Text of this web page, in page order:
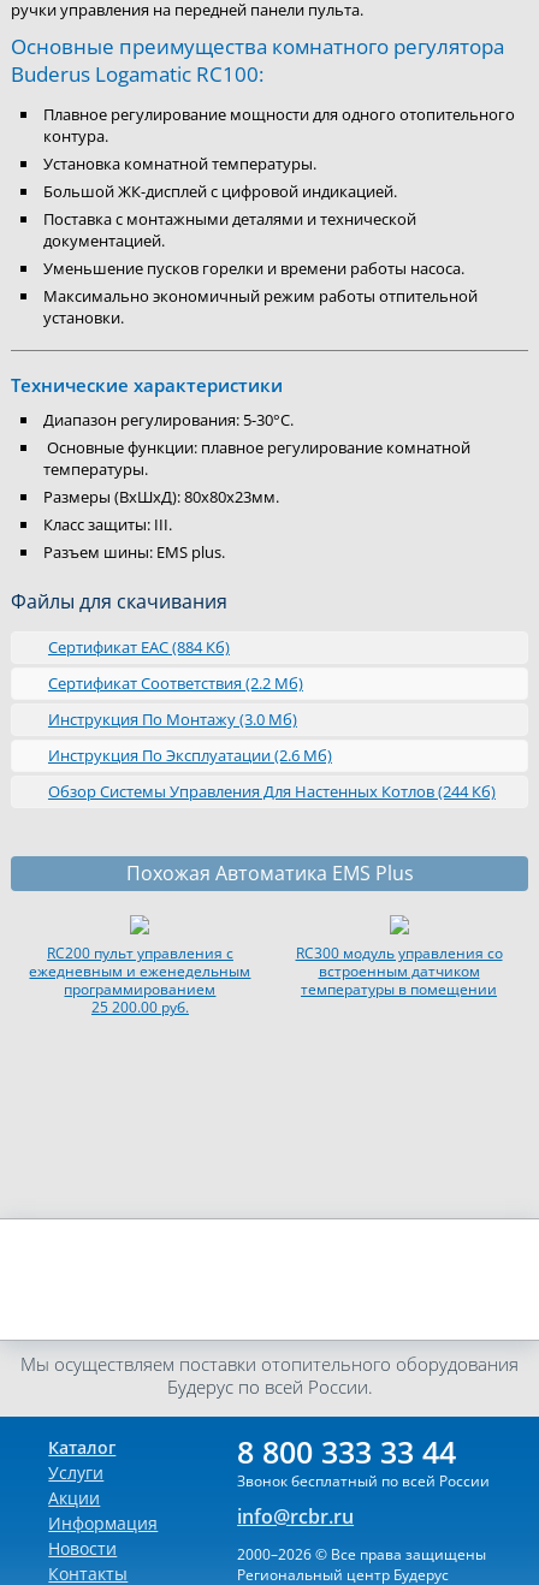
ручки управления на передней панели пульта.
Основные преимущества комнатного регулятора
Buderus Logamatic RC100:
Плавное регулирование мощности для одного отопительного
контура.
Установка комнатной температуры.
Большой ЖК-дисплей с цифровой индикацией.
Поставка с монтажными деталями и технической
документацией.
Уменьшение пусков горелки и времени работы насоса.
Максимально экономичный режим работы отпительной
установки.
Технические характеристики
Диапазон регулирования: 5-30°С.
Основные функции: плавное регулирование комнатной
температуры.
Размеры (ВхШхД): 80х80х23мм.
Класс защиты: III.
Разъем шины: EMS plus.
Файлы для скачивания
Сертификат ЕАС (884 Кб)
Сертификат Соответствия (2.2 Мб)
Инструкция По Монтажу (3.0 Мб)
Инструкция По Эксплуатации (2.6 Мб)
Обзор Системы Управления Для Настенных Котлов (244 Кб)
Похожая Автоматика EMS Plus
RC200 пульт управления с
ежедневным и еженедельным
программированием
25 200.00 руб.
RC300 модуль управления со
встроенным датчиком
температуры в помещении
Мы осуществляем поставки отопительного оборудования
Будерус по всей России.
Каталог
Услуги
Акции
Информация
Новости
Контакты
8 800 333 33 44
Звонок бесплатный по всей России
info@rcbr.ru
2000–2026 © Все права защищены
Региональный центр Будерус